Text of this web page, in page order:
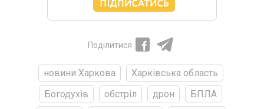
Поділитися
новини Харкова
Харківська область
Богодухів
обстріл дрон
БПЛА